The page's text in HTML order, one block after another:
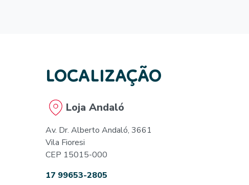
LOCALIZAÇÃO
Loja Andaló
Av. Dr. Alberto Andaló, 3661
Vila Fioresi
CEP 15015-000
17 99653-2805